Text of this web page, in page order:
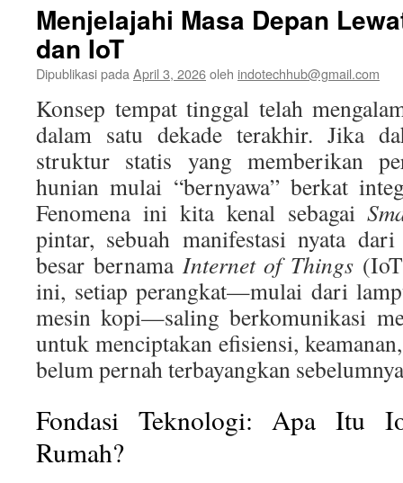
Menjelajahi Masa Depan
dan IoT
Dipublikasi pada April 3, 2026oleh indotechhub@gmail.com
Konsep tempat tinggal telah
dalam satu dekade terakhir. Jika
struktur statis yang memberikan
hunian mulai “bernyawa” berkat
Fenomena ini kita kenal sebagai
pintar, sebuah manifestasi nyata
besar bernama Internet of Things
ini, setiap perangkat—mulai dari
mesin kopi—saling berkomunikasi
untuk menciptakan efisiensi,
belum pernah terbayangkan
Fondasi Teknologi: Apa Itu
Rumah?